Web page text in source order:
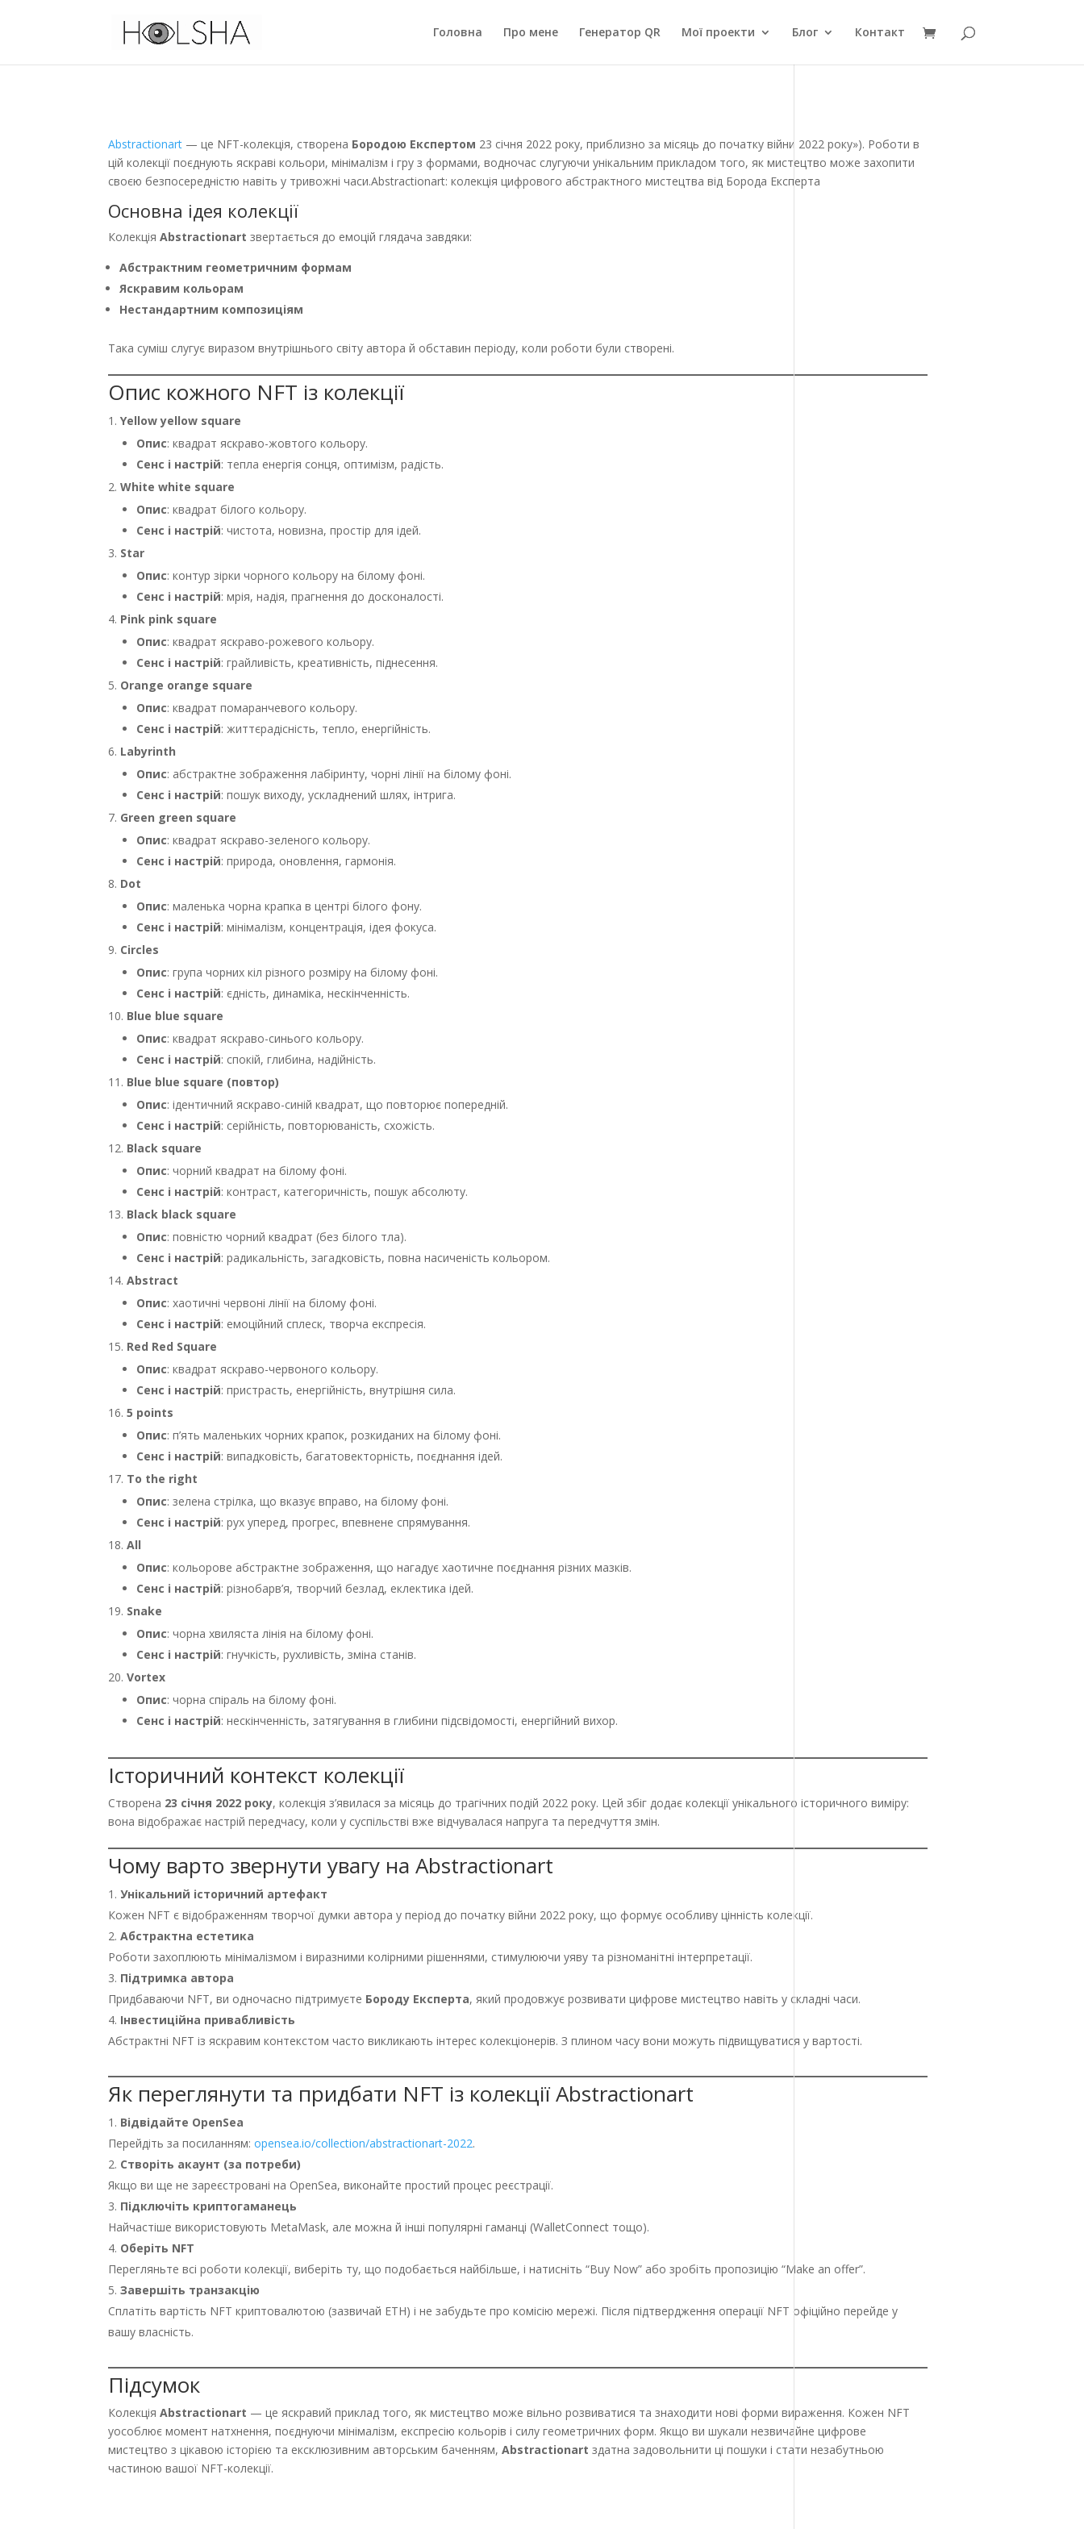
Головна Про мене Генератор QR Мої проекти Блог Контакт
Abstractionart — це NFT-колекція, створена Бородою Експертом 23 січня 2022 року, приблизно за місяць до початку війни 2022 року»). Роботи в
цій колекції поєднують яскраві кольори, мінімалізм і гру з формами, водночас слугуючи унікальним прикладом того, як мистецтво може захопити
своєю безпосередністю навіть у тривожні часи.Abstractionart: колекція цифрового абстрактного мистецтва від Борода Експерта
Основна ідея колекції
КолекціяAbstractionart звертається до емоцій глядача завдяки:
Абстрактним геометричним формам
Яскравим кольорам
Нестандартним композиціям
Така суміш слугує виразом внутрішнього світу автора й обставин періоду, коли роботи були створені.
Опис кожного NFT із колекції
Yellow yellow square
Опис: квадрат яскраво-жовтого кольору.
Сенс і настрій: тепла енергія сонця, оптимізм, радість.
White white square
Опис: квадрат білого кольору.
Сенс і настрій: чистота, новизна, простір для ідей.
Star
Опис: контур зірки чорного кольору на білому фоні.
Сенс і настрій: мрія, надія, прагнення до досконалості.
Pink pink square
Опис: квадрат яскраво-рожевого кольору.
Сенс і настрій: грайливість, креативність, піднесення.
Orange orange square
Опис: квадрат помаранчевого кольору.
Сенс і настрій: життєрадісність, тепло, енергійність.
Labyrinth
Опис: абстрактне зображення лабіринту, чорні лінії на білому фоні.
Сенс і настрій: пошук виходу, ускладнений шлях, інтрига.
Green green square
Опис: квадрат яскраво-зеленого кольору.
Сенс і настрій: природа, оновлення, гармонія.
Dot
Опис: маленька чорна крапка в центрі білого фону.
Сенс і настрій: мінімалізм, концентрація, ідея фокуса.
Circles
Опис: група чорних кіл різного розміру на білому фоні.
Сенс і настрій: єдність, динаміка, нескінченність.
Blue blue square
Опис: квадрат яскраво-синього кольору.
Сенс і настрій: спокій, глибина, надійність.
Blue blue square (повтор)
Опис: ідентичний яскраво-синій квадрат, що повторює попередній.
Сенс і настрій: серійність, повторюваність, схожість.
Black square
Опис: чорний квадрат на білому фоні.
Сенс і настрій: контраст, категоричність, пошук абсолюту.
Black black square
Опис: повністю чорний квадрат (без білого тла).
Сенс і настрій: радикальність, загадковість, повна насиченість кольором.
Abstract
Опис: хаотичні червоні лінії на білому фоні.
Сенс і настрій: емоційний сплеск, творча експресія.
Red Red Square
Опис: квадрат яскраво-червоного кольору.
Сенс і настрій: пристрасть, енергійність, внутрішня сила.
5 points
Опис: п’ять маленьких чорних крапок, розкиданих на білому фоні.
Сенс і настрій: випадковість, багатовекторність, поєднання ідей.
To the right
Опис: зелена стрілка, що вказує вправо, на білому фоні.
Сенс і настрій: рух уперед, прогрес, впевнене спрямування.
All
Опис: кольорове абстрактне зображення, що нагадує хаотичне поєднання різних мазків.
Сенс і настрій: різнобарв’я, творчий безлад, еклектика ідей.
Snake
Опис: чорна хвиляста лінія на білому фоні.
Сенс і настрій: гнучкість, рухливість, зміна станів.
Vortex
Опис: чорна спіраль на білому фоні.
Сенс і настрій: нескінченність, затягування в глибини підсвідомості, енергійний вихор.
Історичний контекст колекції
Створена 23 січня 2022 року, колекція з’явилася за місяць до трагічних подій 2022 року. Цей збіг додає колекції унікального історичного виміру:
вона відображає настрій передчасу, коли у суспільстві вже відчувалася напруга та передчуття змін.
Чому варто звернути увагу на Abstractionart
Унікальний історичний артефакт
Кожен NFT є відображенням творчої думки автора у період до початку війни 2022 року, що формує особливу цінність колекції.
Абстрактна естетика
Роботи захоплюють мінімалізмом і виразними колірними рішеннями, стимулюючи уяву та різноманітні інтерпретації.
Підтримка автора
Придбаваючи NFT, ви одночасно підтримуєте Бороду Експерта, який продовжує розвивати цифрове мистецтво навіть у складні часи.
Інвестиційна привабливість
Абстрактні NFT із яскравим контекстом часто викликають інтерес колекціонерів. З плином часу вони можуть підвищуватися у вартості.
Як переглянути та придбати NFT із колекції Abstractionart
Відвідайте OpenSea
Перейдіть за посиланням:opensea.io/collection/abstractionart-2022.
Створіть акаунт (за потреби)
Якщо ви ще не зареєстровані на OpenSea, виконайте простий процес реєстрації.
Підключіть криптогаманець
Найчастіше використовують MetaMask, але можна й інші популярні гаманці (WalletConnect тощо).
Оберіть NFT
Перегляньте всі роботи колекції, виберіть ту, що подобається найбільше, і натисніть “Buy Now” або зробіть пропозицію “Make an offer”.
Завершіть транзакцію
Сплатіть вартість NFT криптовалютою (зазвичай ETH) і не забудьте про комісію мережі. Після підтвердження операції NFT офіційно перейде у
вашу власність.
Підсумок
КолекціяAbstractionart — це яскравий приклад того, як мистецтво може вільно розвиватися та знаходити нові форми вираження. Кожен NFT
уособлює момент натхнення, поєднуючи мінімалізм, експресію кольорів і силу геометричних форм. Якщо ви шукали незвичайне цифрове
мистецтво з цікавою історією та ексклюзивним авторським баченням,Abstractionart здатна задовольнити ці пошуки і стати незабутньою
частиною вашої NFT-колекції.